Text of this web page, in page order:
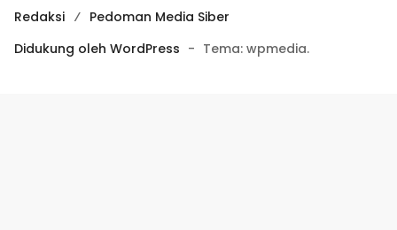
Redaksi
Pedoman Media Siber
Didukung oleh WordPress - Tema: wpmedia.